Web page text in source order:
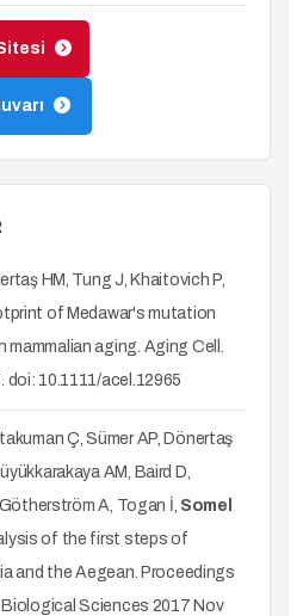
HM, Tung J, Khaitovich P,
of Medawar's mutation
aging. Aging Cell.
10.1111/acel.12965
Ç, Sümer AP, Dönertaş
AM, Baird D,
Götherström A, Togan İ, Somel
of the first steps of
and the Aegean. Proceedings
Sciences 2017 Nov